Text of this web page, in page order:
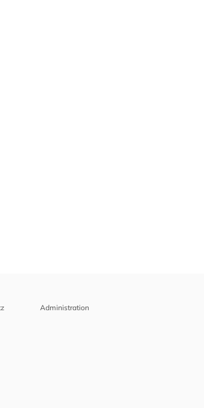
Administration